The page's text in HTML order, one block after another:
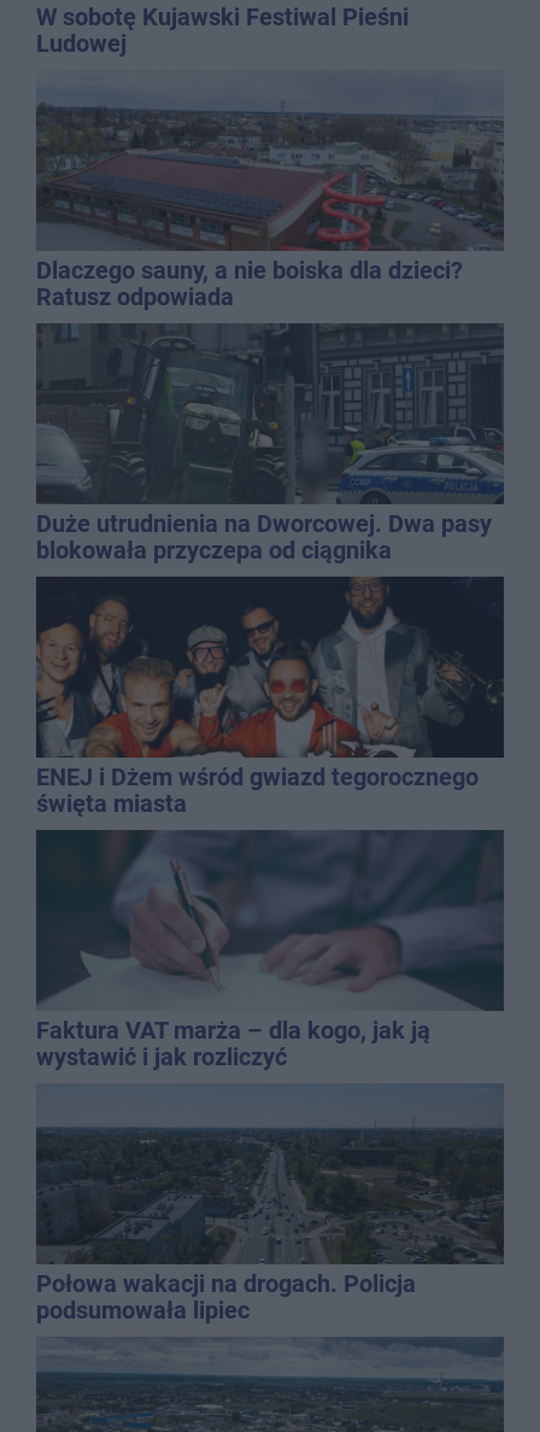
W sobotę Kujawski Festiwal Pieśni
Ludowej
Dlaczego sauny, a nie boiska dla dzieci?
Ratusz odpowiada
Duże utrudnienia na Dworcowej. Dwa pasy
blokowała przyczepa od ciągnika
ENEJ i Dżem wśród gwiazd tegorocznego
święta miasta
Faktura VAT marża – dla kogo, jak ją
wystawić i jak rozliczyć
Połowa wakacji na drogach. Policja
podsumowała lipiec